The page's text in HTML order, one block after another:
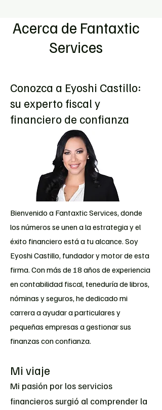
Acerca de Fantaxtic
Services
Conozca a Eyoshi Castillo:
su experto fiscal y
financiero de confianza
Bienvenido a Fantaxtic Services, donde
los números se unen a la estrategia y el
éxito financiero está a tu alcance. Soy
Eyoshi Castillo, fundador y motor de esta
firma. Con más de 18 años de experiencia
en contabilidad fiscal, teneduría de libros,
nóminas y seguros, he dedicado mi
carrera a ayudar a particulares y
pequeñas empresas a gestionar sus
finanzas con confianza.
Mi viaje
Mi pasión por los servicios
financieros surgió al comprender la